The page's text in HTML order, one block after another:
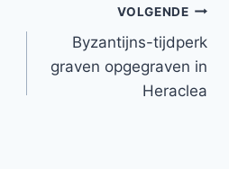
VOLGENDE
Byzantijns-tijdperk
graven opgegraven in
Heraclea